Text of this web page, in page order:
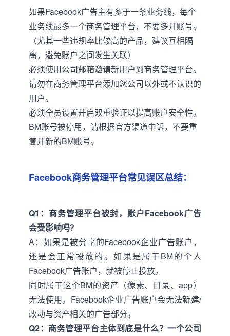
如果Facebook广告主有多于一条业务线，每个
业务线最多一个商务管理平台，不要多开账号。
（尤其一些违规率比较高的产品，建议互相隔
离，避免账户之间发生关联）
必须使用公司邮箱邀请新用户到商务管理平台。
请勿在商务管理平台添加您公司以外或不认识的
用户。
必须全员设置开启双重验证以提高账户安全性。
BM账号被停用，请根据官方渠道申诉，不要重
复开新的BM账号。
Facebook商务管理平台常见误区总结：
Q1：商务管理平台被封，账户Facebook广告
会受影响吗？
A：如果是被分享的Facebook企业广告账户，
还是会正常投放的。如果是属于BM的个人
Facebook广告账户，就被停止投放。
同时属于这个BM的资产（像素、目录、app）
无法使用。Facebook企业广告账户会无法新建/
改动与资产相关的广告部分。
Q2：商务管理平台主体到底是什么？一个公司